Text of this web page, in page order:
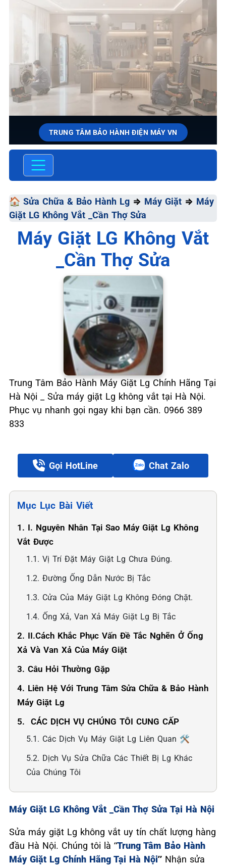
TRUNG TÂM BẢO HÀNH ĐIỆN MÁY VN
SỬA CHỮA & BẢO HÀNH LG
Chất Lượng Tối Ưu - Giá Thành Tối Thiểu - Dịch Vụ Tối
📞 09.663.898.33
🏠 Sửa Chữa & Bảo Hành Lg ⇒ Máy Giặt ⇒ Máy
Giặt LG Không Vắt _Cần Thợ Sửa
Máy Giặt LG Không Vắt
_Cần Thợ Sửa
Trung Tâm Bảo Hành Máy Giặt Lg Chính Hãng Tại
Hà Nội _ Sửa máy giặt Lg không vắt tại Hà Nội.
Phục vụ nhanh gọi ngay khi bạn cần. 0966 389
833
Gọi HotLine Chat Zalo
Mục Lục Bài Viết
1. I. Nguyên Nhân Tại Sao Máy Giặt Lg Không
Vắt Được
1.1. Vị Trí Đặt Máy Giặt Lg Chưa Đúng.
1.2. Đường Ống Dẫn Nước Bị Tắc
1.3. Cửa Của Máy Giặt Lg Không Đóng Chặt.
1.4. Ống Xả, Van Xả Máy Giặt Lg Bị Tắc
2. II.Cách Khắc Phục Vấn Đề Tắc Nghẽn Ở Ống
Xả Và Van Xả Của Máy Giặt
3. Câu Hỏi Thường Gặp
4. Liên Hệ Với Trung Tâm Sửa Chữa & Bảo Hành
Máy Giặt Lg
5. ️ CÁC DỊCH VỤ CHÚNG TÔI CUNG CẤP
5.1. Các Dịch Vụ Máy Giặt Lg Liên Quan 🛠️
5.2. Dịch Vụ Sửa Chữa Các Thiết Bị Lg Khác
Của Chúng Tôi
Máy Giặt LG Không Vắt _Cần Thợ Sửa Tại Hà Nội
Sửa máy giặt Lg không vắt uy tín chất lượng hàng
đầu Hà Nội. Chúng tôi là “Trung Tâm Bảo Hành
Máy Giặt Lg Chính Hãng Tại Hà Nội” Nhận sửa